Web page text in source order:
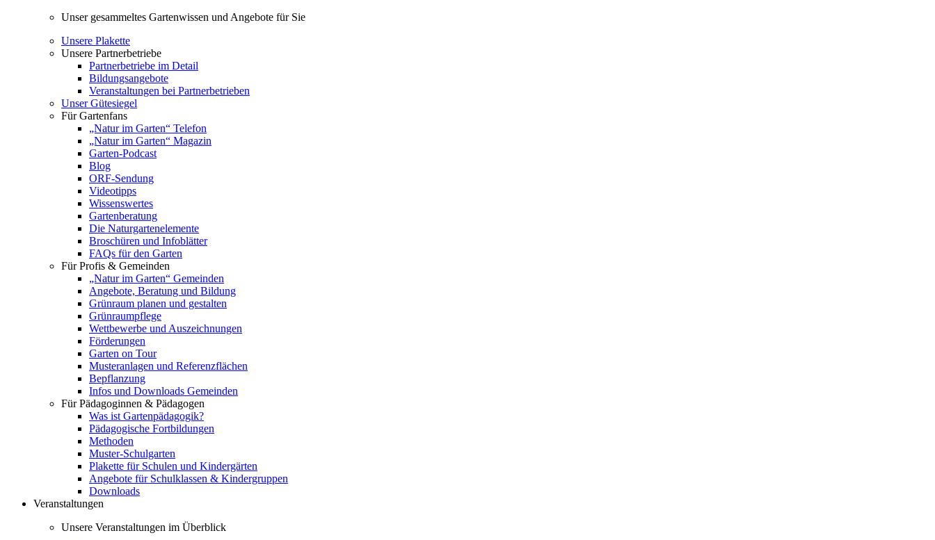
Unser gesammeltes Gartenwissen und Angebote für Sie
Unsere Plakette
Unsere Partnerbetriebe
Partnerbetriebe im Detail
Bildungsangebote
Veranstaltungen bei Partnerbetrieben
Unser Gütesiegel
Für Gartenfans
„Natur im Garten“ Telefon
„Natur im Garten“ Magazin
Garten-Podcast
Blog
ORF-Sendung
Videotipps
Wissenswertes
Gartenberatung
Die Naturgartenelemente
Broschüren und Infoblätter
FAQs für den Garten
Für Profis & Gemeinden
„Natur im Garten“ Gemeinden
Angebote, Beratung und Bildung
Grünraum planen und gestalten
Grünraumpflege
Wettbewerbe und Auszeichnungen
Förderungen
Garten on Tour
Musteranlagen und Referenzflächen
Bepflanzung
Infos und Downloads Gemeinden
Für Pädagoginnen & Pädagogen
Was ist Gartenpädagogik?
Pädagogische Fortbildungen
Methoden
Muster-Schulgarten
Plakette für Schulen und Kindergärten
Angebote für Schulklassen & Kindergruppen
Downloads
Veranstaltungen
Unsere Veranstaltungen im Überblick